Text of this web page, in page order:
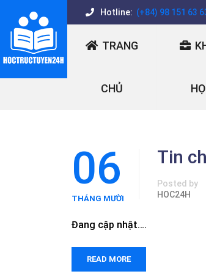
Hotline: (+84) 98 151 63
TRANG
CHỦ
06
THÁNG MƯỜI
Tin
Posted by
HOC24H
Đang cập nhật….
READ MORE